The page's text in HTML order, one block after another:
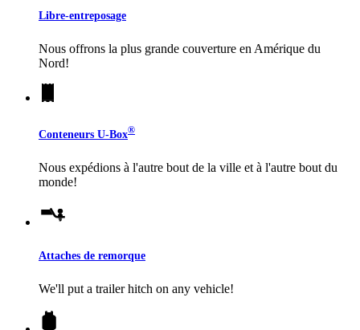
Libre-entreposage
Nous offrons la plus grande couverture en Amérique du
Nord!
Conteneurs U-Box®
Nous expédions à l'autre bout de la ville et à l'autre bout du
monde!
Attaches de remorque
We'll put a trailer hitch on any vehicle!